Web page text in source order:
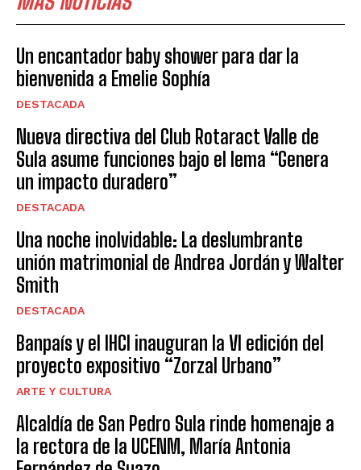
Un encantador baby shower para dar la
bienvenida a Emelie Sophía
DESTACADA
Nueva directiva del Club Rotaract Valle de
Sula asume funciones bajo el lema “Genera
un impacto duradero”
DESTACADA
Una noche inolvidable: La deslumbrante
unión matrimonial de Andrea Jordán y Walter
Smith
DESTACADA
Banpaís y el IHCI inauguran la VI edición del
proyecto expositivo “Zorzal Urbano”
ARTE Y CULTURA
Alcaldía de San Pedro Sula rinde homenaje a
la rectora de la UCENM, María Antonia